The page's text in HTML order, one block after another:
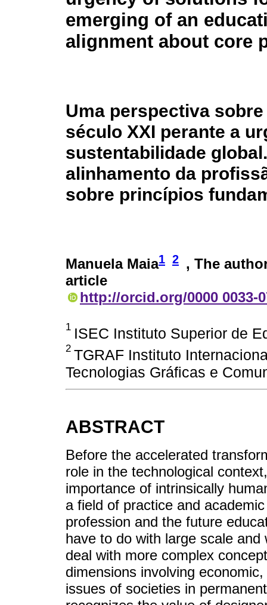
emerging of an
alignment about core
Uma perspectiva
século XXI perante a
sustentabilidade
alinhamento da
sobre princípios
Manuela Maia1 2 , The
article
http://orcid.org/0000 0033-
1 ISEC Instituto Superior de
2 TGRAF Instituto
Tecnologias Gráficas e
ABSTRACT
Before the accelerated
role in the technological
importance of intrinsically
a field of practice and
profession and the future
have to do with large scale
deal with more complex
dimensions involving
issues of societies in